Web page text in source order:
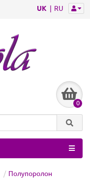
UK RU
0
Полупоролон